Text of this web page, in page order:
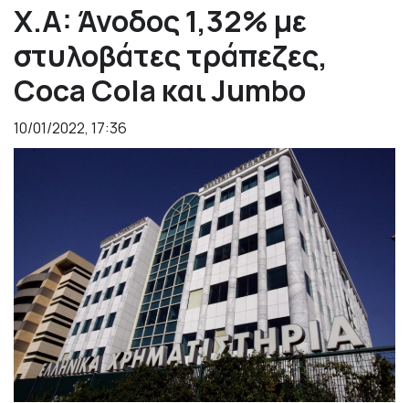
X.A: Άνοδος 1,32% με
στυλοβάτες τράπεζες,
Coca Cola και Jumbo
10/01/2022, 17:36